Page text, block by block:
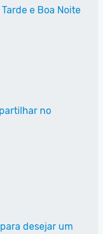
e Boa Noite
no
desejar um